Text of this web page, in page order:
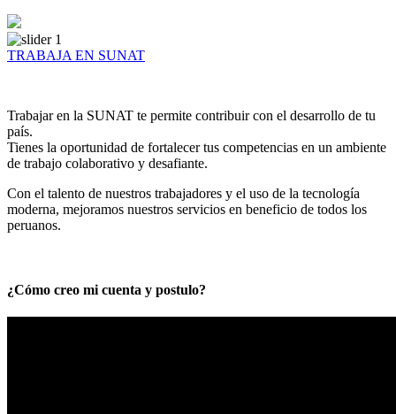
TRABAJA EN SUNAT
Trabajar en la SUNAT te permite contribuir con el desarrollo de tu
país.
Tienes la oportunidad de fortalecer tus competencias en un ambiente
de trabajo colaborativo y desafiante.
Con el talento de nuestros trabajadores y el uso de la tecnología
moderna, mejoramos nuestros servicios en beneficio de todos los
peruanos.
¿Cómo creo mi cuenta y postulo?